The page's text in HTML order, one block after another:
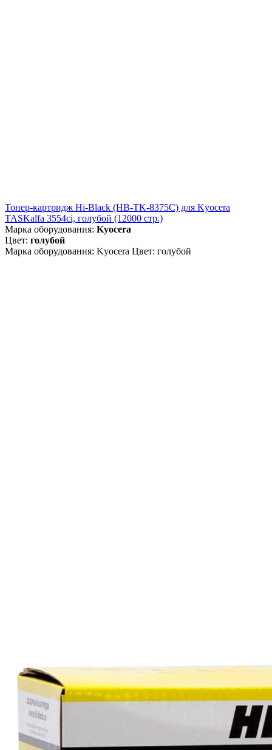
Тонер-картридж Hi-Black (HB-TK-8375C) для Kyocera
TASKalfa 3554ci, голубой (12000 стр.)
Марка оборудования: Kyocera
Цвет: голубой
Марка оборудования: Kyocera Цвет: голубой